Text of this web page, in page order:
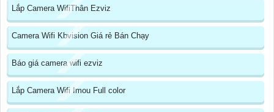
Lắp Camera WifiThân Ezviz
Camera Wifi Kbvision Giá rẻ Bán Chạy
Báo giá camera wifi ezviz
Lắp Camera Wifi Imou Full color